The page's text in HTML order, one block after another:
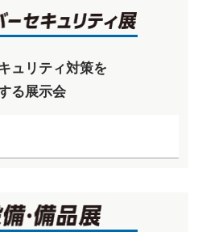
ュリティ対策を
る展示会